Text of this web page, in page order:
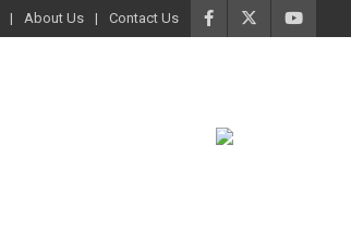
About Us Contact Us